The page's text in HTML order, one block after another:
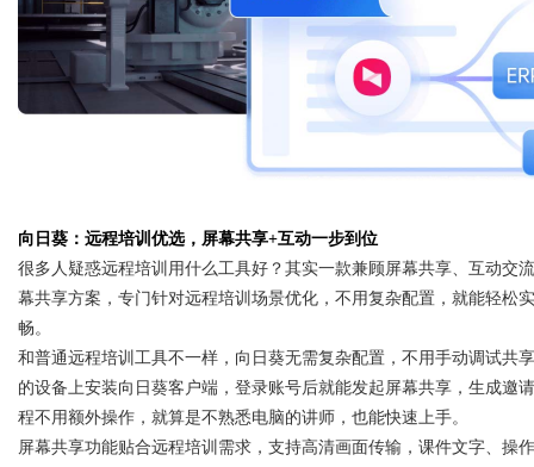
向日葵：远程培训优选，屏幕共享+互动一步到位
很多人疑惑远程培训用什么工具好？其实一款兼顾屏幕共享、互动交
幕共享方案，专门针对远程培训场景优化，不用复杂配置，就能轻松
畅。
和普通远程培训工具不一样，向日葵无需复杂配置，不用手动调试共
的设备上安装向日葵客户端，登录账号后就能发起屏幕共享，生成邀
程不用额外操作，就算是不熟悉电脑的讲师，也能快速上手。
屏幕共享功能贴合远程培训需求，支持高清画面传输，课件文字、操